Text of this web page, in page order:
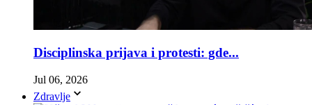
Disciplinska prijava i protesti: gde...
Jul 06, 2026
Zdravlje